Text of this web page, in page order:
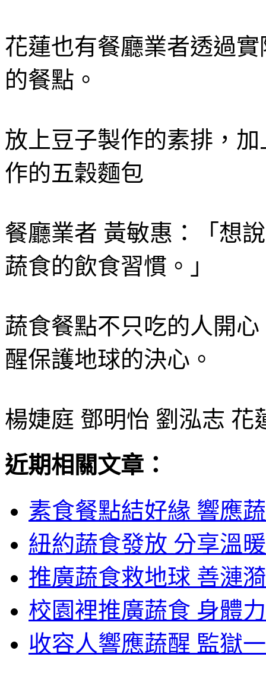
花蓮也有餐廳業者透過
的餐點。
放上豆子製作的素排，
作的五穀麵包
餐廳業者 黃敏惠：「想
蔬食的飲食習慣。」
蔬食餐點不只吃的人開
醒保護地球的決心。
楊婕庭 鄧明怡 劉泓志 花
近期相關文章：
素食餐點結好緣 響應
紐約蔬食發放 分享溫
推廣蔬食救地球 善漣
校園裡推廣蔬食 身體
收容人響應蔬醒 監獄